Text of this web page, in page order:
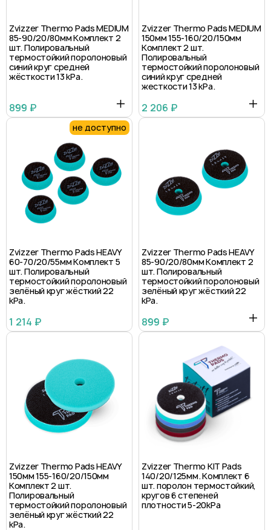
Zvizzer Thermo Pads MEDIUM
85-90/20/80мм Комплект 2
шт. Полировальный
термостойкий поролоновый
синий круг средней
жёсткости 13 kPa.
899 ₽
Zvizzer Thermo Pads MEDIUM
150мм 155-160/20/150мм
Комплект 2 шт.
Полировальный
термостойкий поролоновый
синий круг средней
жесткости 13 kPa.
2 206 ₽
не доступно
Zvizzer Thermo Pads HEAVY
60-70/20/55мм Комплект 5
шт. Полировальный
термостойкий поролоновый
зелёный круг жёсткий 22
kPa.
1 214 ₽
Zvizzer Thermo Pads HEAVY
85-90/20/80мм Комплект 2
шт. Полировальный
термостойкий поролоновый
зелёный круг жёсткий 22
kPa.
899 ₽
Zvizzer Thermo Pads HEAVY
150мм 155-160/20/150мм
Комплект 2 шт.
Полировальный
термостойкий поролоновый
зелёный круг жёсткий 22
kPa.
Zvizzer Thermo KIT Pads
140/20/125мм. Комплект 6
шт. поролон термостойкий,
кругов 6 степеней
плотности 5-20kPa